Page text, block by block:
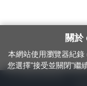
24小時緊急通報電話：
關於
本網站使用瀏覽器紀
您選擇"接受並關閉"繼